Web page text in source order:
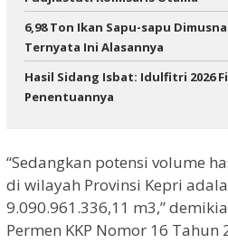
6,98 Ton Ikan Sapu-sapu
Ternyata Ini Alasannya
Hasil Sidang Isbat: Idulfitri 2026
Penentuannya
“Sedangkan potensi volume
di wilayah Provinsi Kepri
9.090.961.336,11 m3,”
Permen KKP Nomor 16 Tahun